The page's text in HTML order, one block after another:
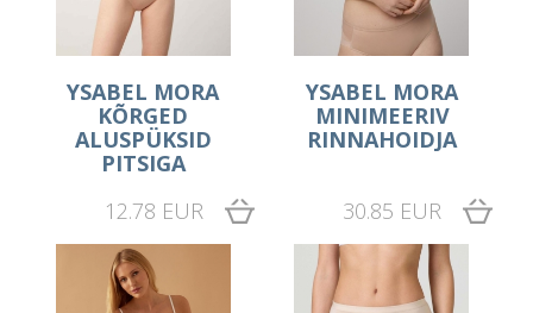
YSABEL MORA
KÕRGED
ALUSPÜKSID
PITSIGA
12.78 EUR
YSABEL MORA
MINIMEERIV
RINNAHOIDJA
30.85 EUR